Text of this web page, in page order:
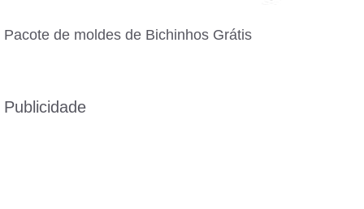
Pacote de moldes de Bichinhos Grátis
Publicidade